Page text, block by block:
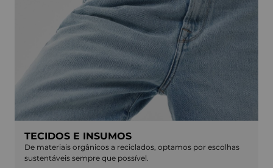
TECIDOS E INSUMOS
De materiais orgânicos a reciclados, optamos por escolhas
sustentáveis sempre que possível.